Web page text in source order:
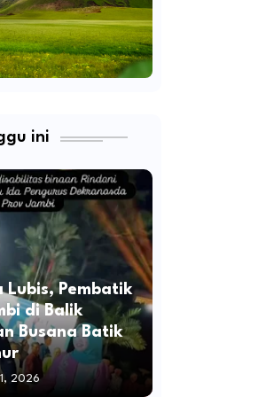
ini
Lubis, Pembatik
di Balik
Busana Batik
2026